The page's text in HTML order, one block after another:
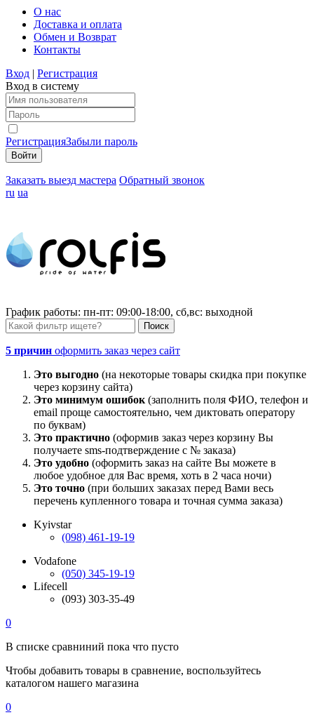
О нас
Доставка и оплата
Обмен и Возврат
Контакты
Вход | Регистрация
Вход в систему
РегистрацияЗабыли пароль
Заказать выезд мастера Обратный звонок
ru ua
График работы: пн-пт: 09:00-18:00, сб,вс: выходной
5 причин оформить заказ через сайт
Это выгодно (на некоторые товары скидка при покупке
через корзину сайта)
Это минимум ошибок (заполнить поля ФИО, телефон и
email проще самостоятельно, чем диктовать оператору
по буквам)
Это практично (оформив заказ через корзину Вы
получаете sms-подтверждение с № заказа)
Это удобно (оформить заказ на сайте Вы можете в
любое удобное для Вас время, хоть в 2 часа ночи)
Это точно (при больших заказах перед Вами весь
перечень купленного товара и точная сумма заказа)
Kyivstar
(098) 461-19-19
Vodafone
(050) 345-19-19
Lifecell
(093) 303-35-49
0
В списке сравниний пока что пусто
Чтобы добавить товары в сравнение, воспользуйтесь
каталогом нашего магазина
0